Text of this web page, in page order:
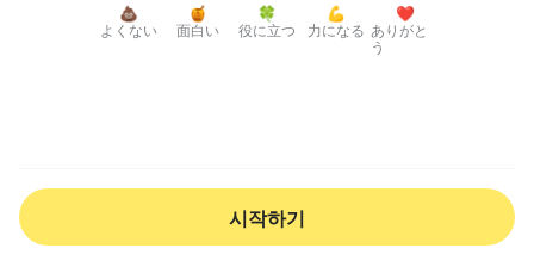
💩
よくない
🍯
面白い
🍀
役に立つ
💪
力になる
❤️
ありがと
う
시작하기